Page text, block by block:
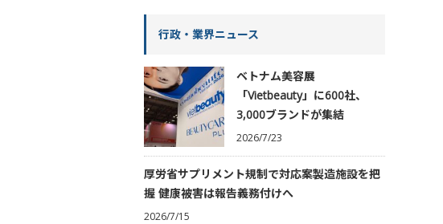
行政・業界ニュース
ベトナム美容展
「Vietbeauty」に600社、
3,000ブランドが集結
2026/7/23
厚労省サプリメント規制で対応案製造施設を把
握 健康被害は報告義務付けへ
2026/7/15